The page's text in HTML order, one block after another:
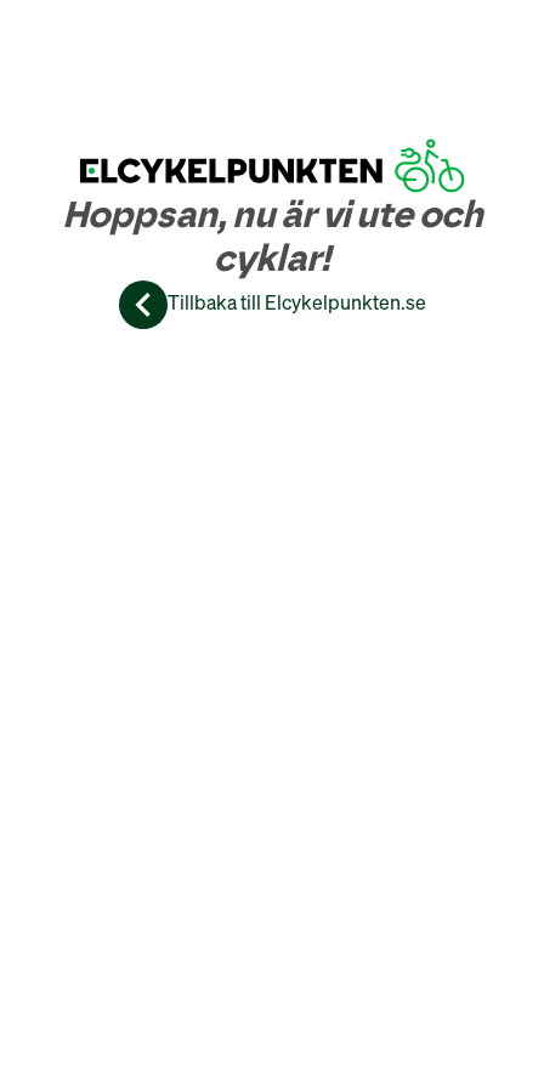
Hoppsan, nu är vi ute och
cyklar!
Tillbaka till Elcykelpunkten.se